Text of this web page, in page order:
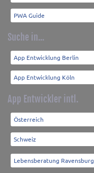
PWA Guide
Suche in...
App Entwicklung Berlin
App Entwicklung Köln
App Entwickler intl.
Österreich
Schweiz
Lebensberatung Ravensburg